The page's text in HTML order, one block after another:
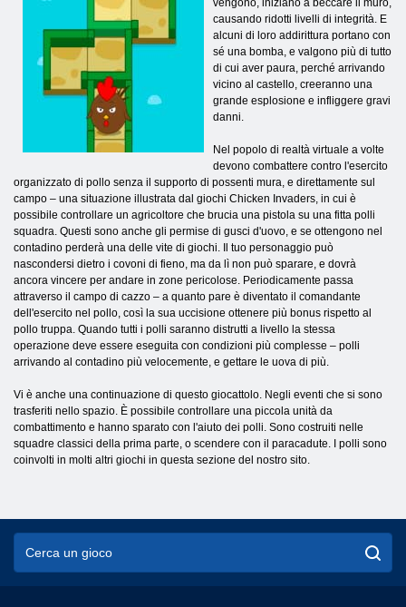
vengono, iniziano a beccare il muro,
causando ridotti livelli di integrità. E
alcuni di loro addirittura portano con
sé una bomba, e valgono più di tutto
di cui aver paura, perché arrivando
vicino al castello, creeranno una
grande esplosione e infliggere gravi
danni.
Nel popolo di realtà virtuale a volte
devono combattere contro l'esercito
organizzato di pollo senza il supporto di possenti mura, e direttamente sul
campo – una situazione illustrata dal giochi Chicken Invaders, in cui è
possibile controllare un agricoltore che brucia una pistola su una fitta polli
squadra. Questi sono anche gli permise di gusci d'uovo, e se ottengono nel
contadino perderà una delle vite di giochi. Il tuo personaggio può
nascondersi dietro i covoni di fieno, ma da lì non può sparare, e dovrà
ancora vincere per andare in zone pericolose. Periodicamente passa
attraverso il campo di cazzo – a quanto pare è diventato il comandante
dell'esercito nel pollo, così la sua uccisione ottenere più bonus rispetto al
pollo truppa. Quando tutti i polli saranno distrutti a livello la stessa
operazione deve essere eseguita con condizioni più complesse – polli
arrivando al contadino più velocemente, e gettare le uova di più.
Vi è anche una continuazione di questo giocattolo. Negli eventi che si sono
trasferiti nello spazio. È possibile controllare una piccola unità da
combattimento e hanno sparato con l'aiuto dei polli. Sono costruiti nelle
squadre classici della prima parte, o scendere con il paracadute. I polli sono
coinvolti in molti altri giochi in questa sezione del nostro sito.